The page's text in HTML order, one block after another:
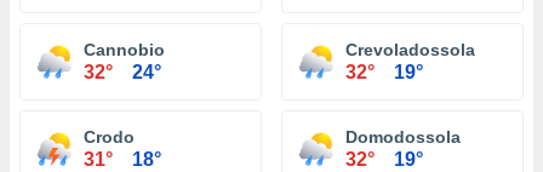
Cannobio
32° 24°
Crevoladossola
32° 19°
Crodo
31° 18°
Domodossola
32° 19°